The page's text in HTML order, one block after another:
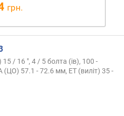
грн.
15 / 16 ", 4 / 5 болта (ів), 100 -
(ЦО) 57.1 - 72.6 мм, ET (виліт) 35 -